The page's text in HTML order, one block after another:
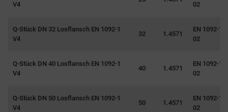
V4
02
Q-Stück DN 32 Losflansch EN 1092-1
V4
32 1.4571
EN 1092-1
02
Q-Stück DN 40 Losflansch EN 1092-1
V4
40 1.4571
EN 1092-1
02
Q-Stück DN 50 Losflansch EN 1092-1
V4
50 1.4571
EN 1092-1
02